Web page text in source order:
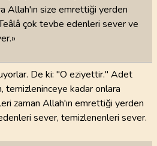
Allah'ın size emrettiği yerden
çok tevbe edenleri sever ve
De ki: "O eziyettir." Adet
temizleninceye kadar onlara
zaman Allah'ın emrettiği yerden
sever, temizlenenleri sever.